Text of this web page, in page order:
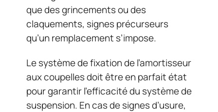
que des grincements ou des
claquements, signes précurseurs
qu’un remplacement s’impose.
Le système de fixation de l’amortisseur
aux coupelles doit être en parfait état
pour garantir l’efficacité du système de
suspension. En cas de signes d’usure,